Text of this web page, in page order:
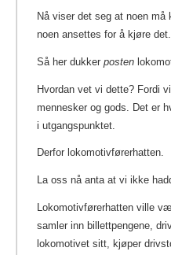
Nå viser det seg at noen
noen ansettes for å kjøre det.
Så her dukker posten
Hvordan vet vi dette? Fordi
mennesker og gods. Det er
i utgangspunktet.
Derfor lokomotivførerhatten.
La oss nå anta at vi ikke
Lokomotivførerhatten ville
samler inn billettpengene,
lokomotivet sitt, kjøper